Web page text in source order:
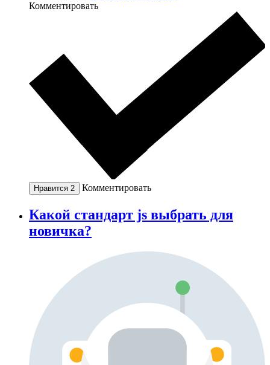
Комментировать
Нравится 2 Комментировать
Какой стандарт js выбрать для
новичка?